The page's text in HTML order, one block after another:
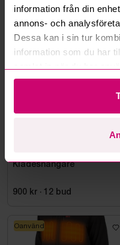
information från din
annons- och
Dessa kan i sin tur
information som du har
Mer från samma
Klädeshängare
900 kr · 12 bud
Oanvänd